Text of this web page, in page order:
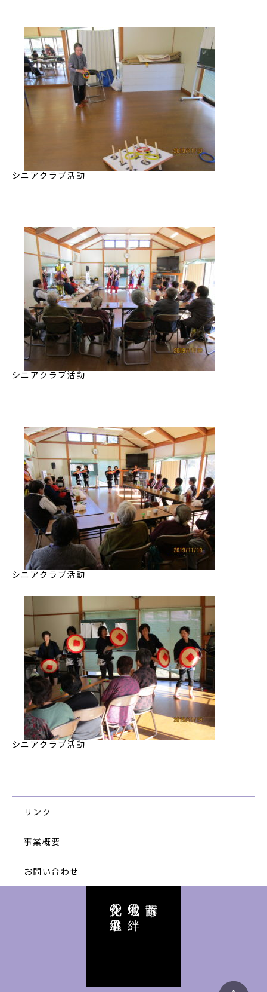
シニアクラブ活動
シニアクラブ活動
シニアクラブ活動
シニアクラブ活動
リンク
事業概要
お問い合わせ
地域の絆
文化の継承